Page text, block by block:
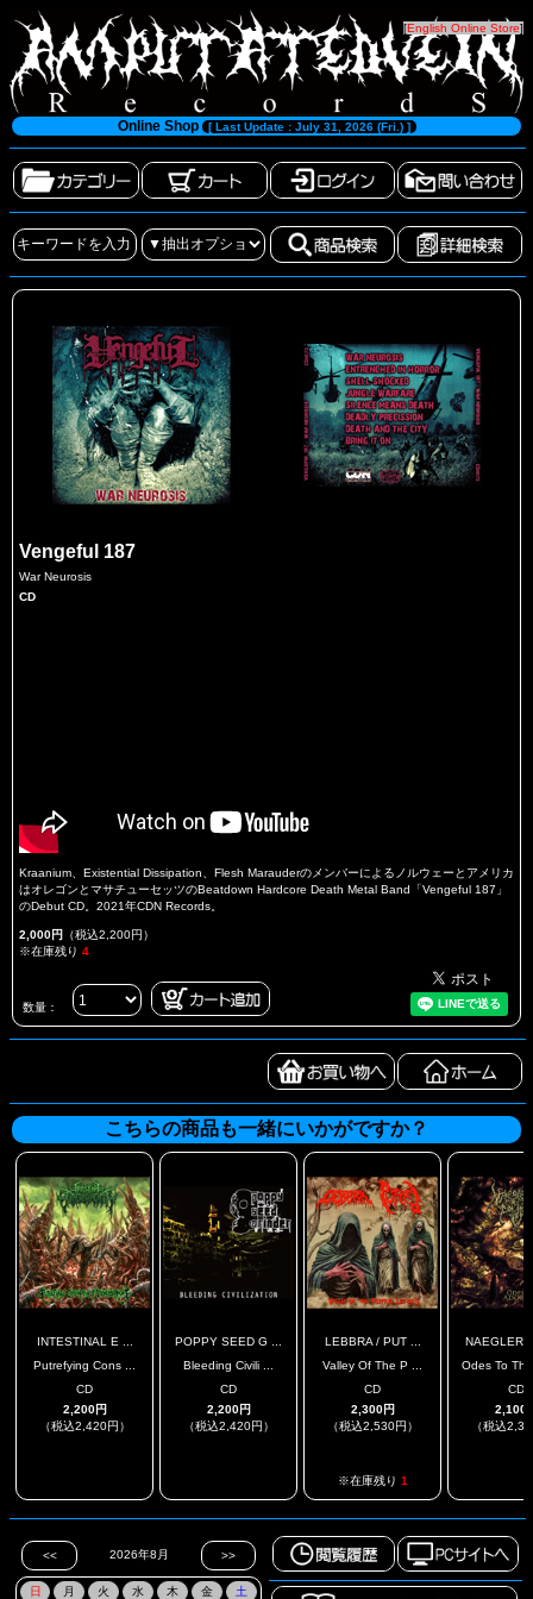
[English Online Store]
Online Shop [ Last Update : July 31, 2026 (Fri.) ]
Vengeful 187
War Neurosis
CD
Kraanium、Existential Dissipation、Flesh Marauderのメンバーによるノルウェーとアメリカ
はオレゴンとマサチューセッツのBeatdown Hardcore Death Metal Band「Vengeful 187」
のDebut CD。2021年CDN Records。
2,000円 （税込2,200円）
※在庫残り 4
数量：
こちらの商品も一緒にいかがですか？
INTESTINAL E ...
Putrefying Cons ...
CD
2,200円
（税込2,420円）
POPPY SEED G ...
Bleeding Civili ...
CD
2,200円
（税込2,420円）
LEBBRA / PUT ...
Valley Of The P ...
CD
2,300円
（税込2,530円）
※在庫残り 1
Odes To
CD
2,100
（税込